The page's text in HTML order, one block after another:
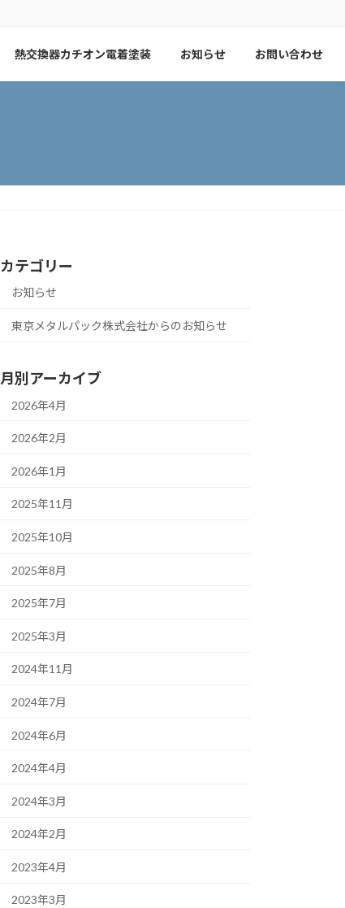
熱交換器カチオン電着塗装 お知らせ お問い合わせ
カテゴリー
お知らせ
東京メタルパック株式会社からのお知らせ
月別アーカイブ
2026年4月
2026年2月
2026年1月
2025年11月
2025年10月
2025年8月
2025年7月
2025年3月
2024年11月
2024年7月
2024年6月
2024年4月
2024年3月
2024年2月
2023年4月
2023年3月